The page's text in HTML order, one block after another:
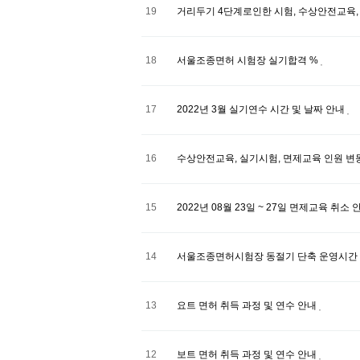
19 거리두기 4단계로인한 시험, 수상안전교육
18 서울조종면허 시험장 실기합격 %
17 2022년 3월 실기연수 시간 및 날짜 안내
16 수상안전교육, 실기시험, 면제교육 인원 변
15 2022년 08월 23일 ~ 27일 면제교육 취소
14 서울조종면허시험장 동절기 단축 운영시간
13 요트 면허 취득 과정 및 연수 안내
12 보트 면허 취득 과정 및 연수 안내